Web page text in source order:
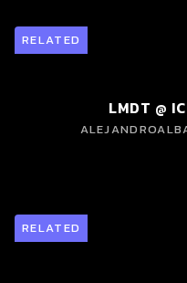
RELATED
LMDT @
RELATED